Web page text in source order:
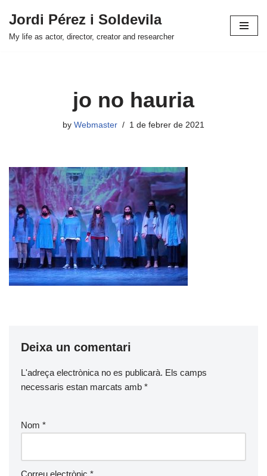
Skip
Jordi Pérez i Soldevila
My life as actor, director, creator and researcher
jo no hauria
by Webmaster 1 de febrer de 2021
Deixa un comentari
L'adreça electrònica no es publicarà. Els camps
necessaris estan marcats amb *
Nom *
Correu electrònic *